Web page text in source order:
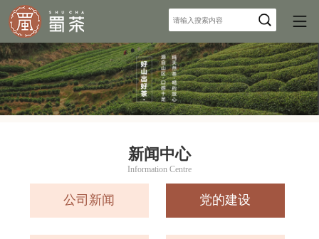
新闻中心
Information Centre
公司新闻 党的建设